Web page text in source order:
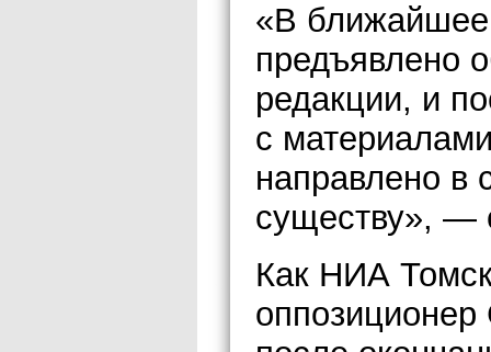
«В ближайшее
предъявлено
редакции, и
с
направлено в
существу», —
Как НИА
оппозиционер